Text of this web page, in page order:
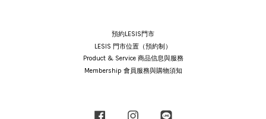
預約LESIS門市
LESIS 門市位置（預約制）
Product & Service 商品信息與服務
Membership 會員服務與購物須知
Facebook Instagram